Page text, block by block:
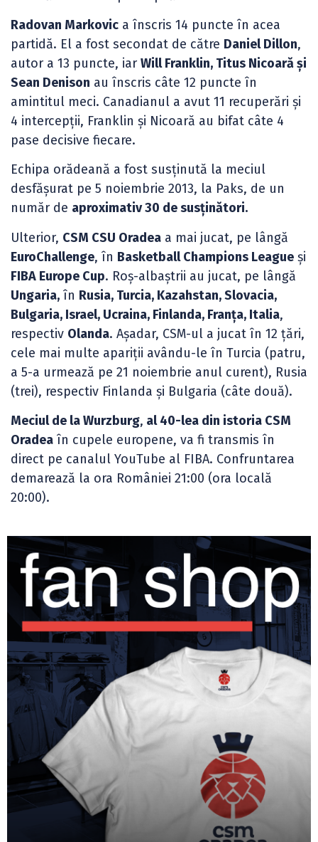
Radovan Markovic a înscris 14 puncte în acea
partidă. El a fost secondat de către Daniel Dillon,
autor a 13 puncte, iar Will Franklin, Titus Nicoară și
Sean Denison au înscris câte 12 puncte în
amintitul meci. Canadianul a avut 11 recuperări și
4 intercepții, Franklin și Nicoară au bifat câte 4
pase decisive fiecare.
Echipa orădeană a fost susținută la meciul
desfășurat pe 5 noiembrie 2013, la Paks, de un
număr de aproximativ 30 de susținători.
Ulterior, CSM CSU Oradea a mai jucat, pe lângă
EuroChallenge, în Basketball Champions League și
FIBA Europe Cup. Roș-albaștrii au jucat, pe lângă
Ungaria, în Rusia, Turcia, Kazahstan, Slovacia,
Bulgaria, Israel, Ucraina, Finlanda, Franța, Italia,
respectiv Olanda. Așadar, CSM-ul a jucat în 12 țări,
cele mai multe apariții avându-le în Turcia (patru,
a 5-a urmează pe 21 noiembrie anul curent), Rusia
(trei), respectiv Finlanda și Bulgaria (câte două).
Meciul de la Wurzburg, al 40-lea din istoria CSM
Oradea în cupele europene, va fi transmis în
direct pe canalul YouTube al FIBA. Confruntarea
demarează la ora României 21:00 (ora locală
20:00).